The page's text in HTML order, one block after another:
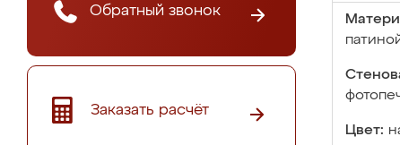
Обратный звонок
Заказать расчёт
Цвет: